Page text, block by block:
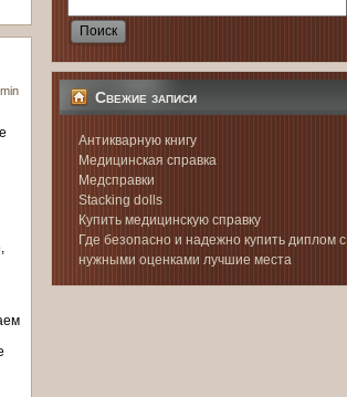
Свежие записи
Антикварную книгу
Медицинская справка
Медсправки
Stacking dolls
Купить медицинскую справку
Где безопасно и надежно купить диплом с
нужными оценками лучшие места